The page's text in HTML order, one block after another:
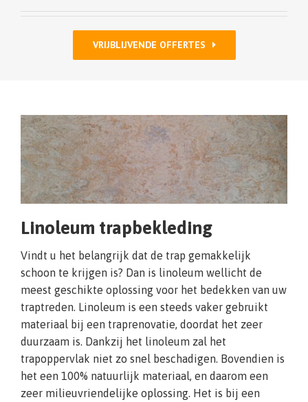
VRIJBLIJVENDE OFFERTES
Linoleum trapbekleding
Vindt u het belangrijk dat de trap gemakkelijk
schoon te krijgen is? Dan is linoleum wellicht de
meest geschikte oplossing voor het bedekken van uw
traptreden. Linoleum is een steeds vaker gebruikt
materiaal bij een traprenovatie, doordat het zeer
duurzaam is. Dankzij het linoleum zal het
trapoppervlak niet zo snel beschadigen. Bovendien is
het een 100% natuurlijk materiaal, en daarom een
zeer milieuvriendelijke oplossing. Het is bij een